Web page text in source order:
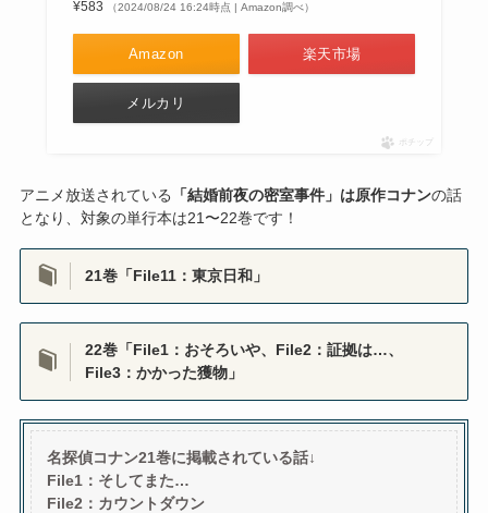
¥583 （2024/08/24 16:24時点 | Amazon調べ）
Amazon 楽天市場
メルカリ
ポチップ
アニメ放送されている 「結婚前夜の密室事件」は原作コナンの話
となり、対象の単行本は21〜22巻です！
21巻「File11：東京日和」
22巻「File1：おそろいや、File2：証拠は…、
File3：かかった獲物」
名探偵コナン21巻に掲載されている話↓
File1：そしてまた…
File2：カウントダウン